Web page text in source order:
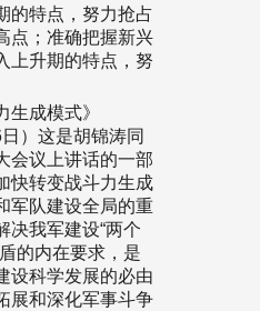
的特点，努力抢占
点；准确把握新兴
上升期的特点，努
生成模式》
）这是胡锦涛同
会议上讲话的一部
快转变战斗力生成
军队建设全局的重
决我军建设“两个
的内在要求，是
设科学发展的必由
展和深化军事斗争